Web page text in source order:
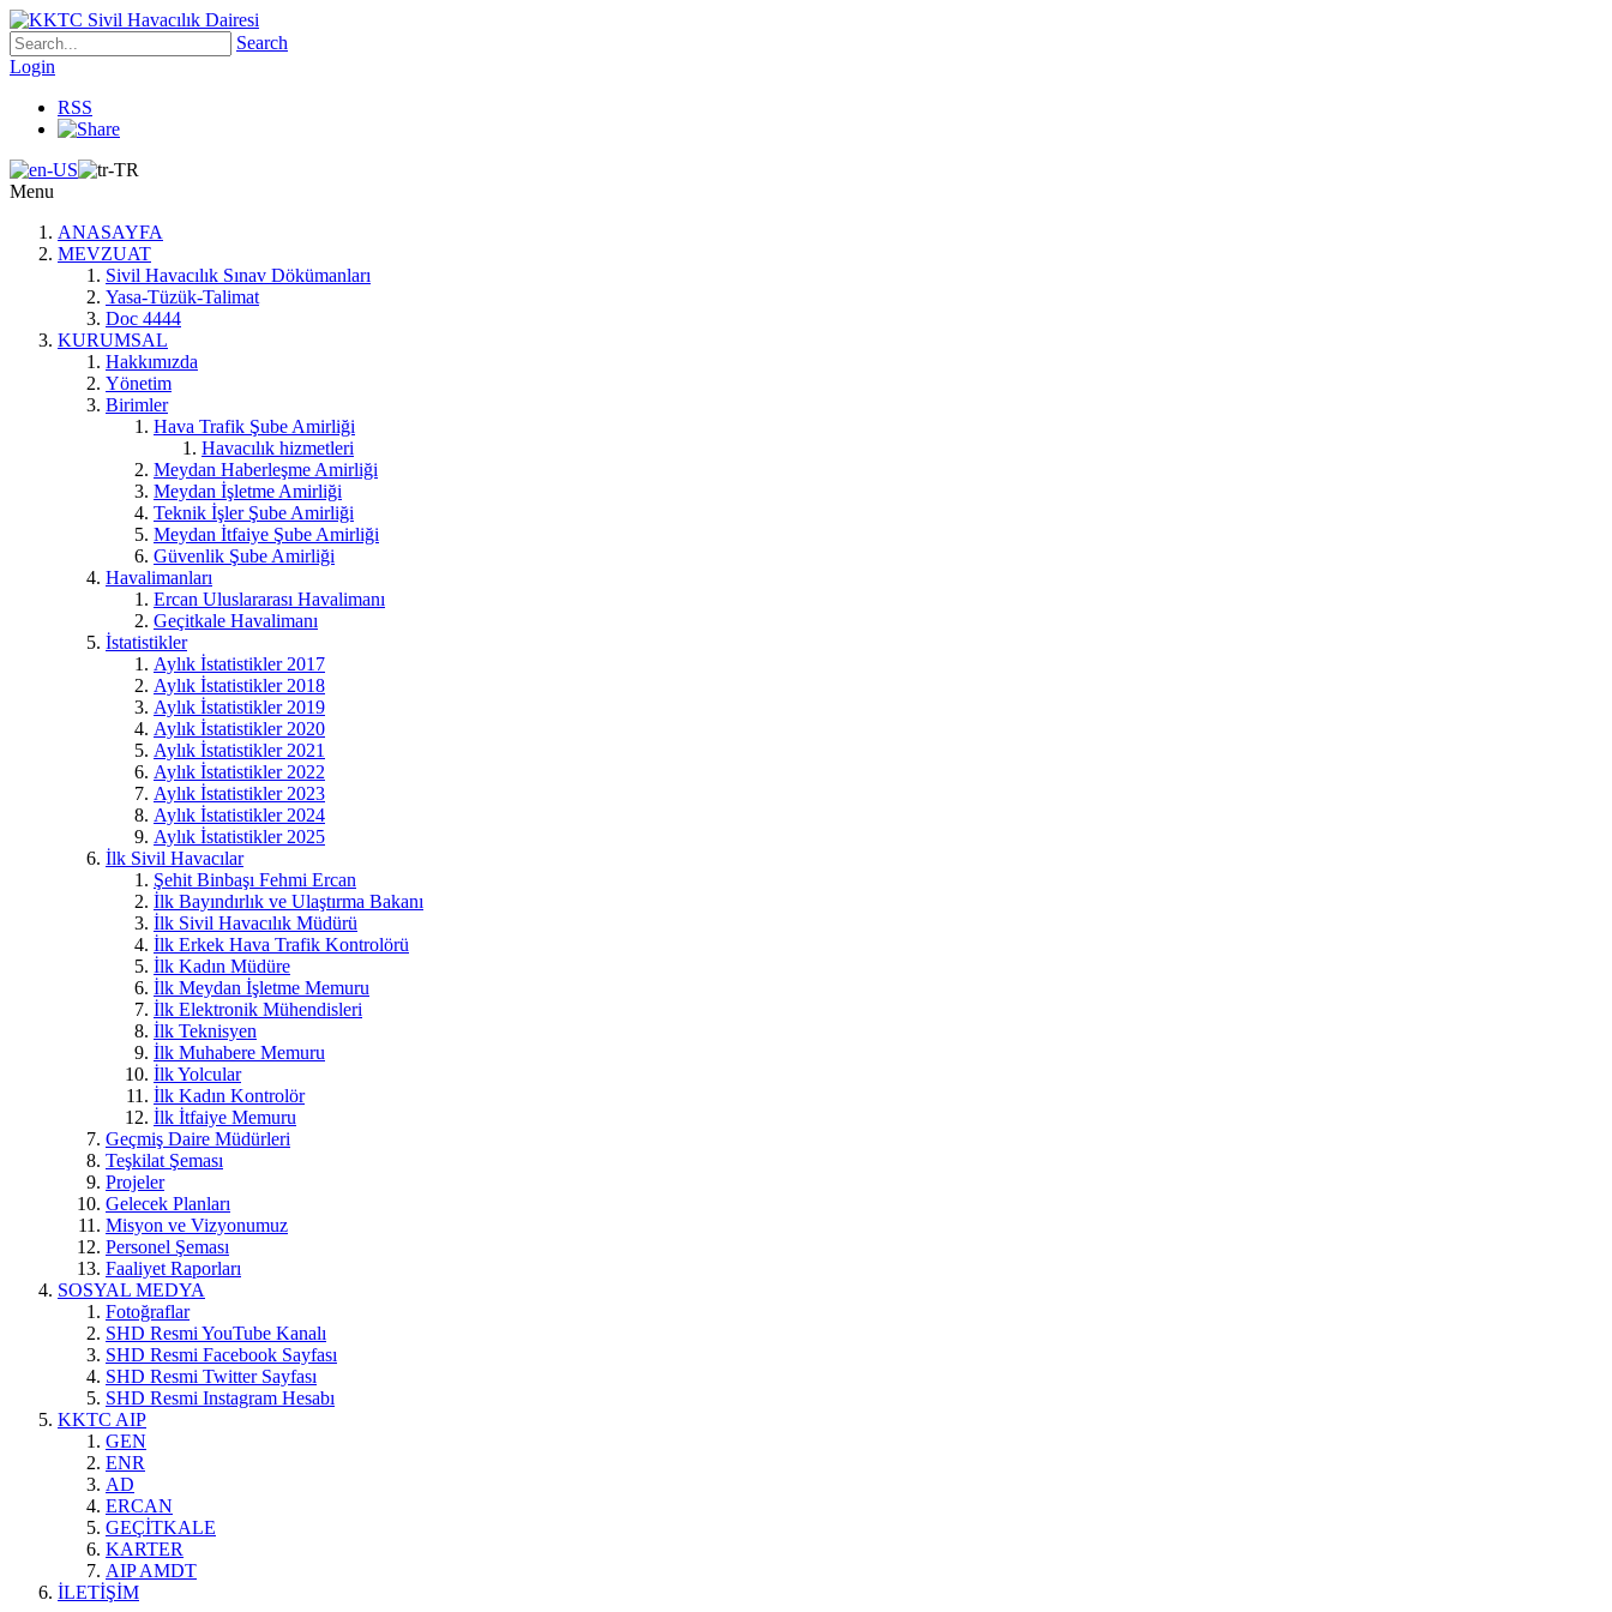
Search
Login
RSS
Menu
ANASAYFA
MEVZUAT
Sivil Havacılık Sınav Dökümanları
Yasa-Tüzük-Talimat
Doc 4444
KURUMSAL
Hakkımızda
Yönetim
Birimler
Hava Trafik Şube Amirliği
Havacılık hizmetleri
Meydan Haberleşme Amirliği
Meydan İşletme Amirliği
Teknik İşler Şube Amirliği
Meydan İtfaiye Şube Amirliği
Güvenlik Şube Amirliği
Havalimanları
Ercan Uluslararası Havalimanı
Geçitkale Havalimanı
İstatistikler
Aylık İstatistikler 2017
Aylık İstatistikler 2018
Aylık İstatistikler 2019
Aylık İstatistikler 2020
Aylık İstatistikler 2021
Aylık İstatistikler 2022
Aylık İstatistikler 2023
Aylık İstatistikler 2024
Aylık İstatistikler 2025
İlk Sivil Havacılar
Şehit Binbaşı Fehmi Ercan
İlk Bayındırlık ve Ulaştırma Bakanı
İlk Sivil Havacılık Müdürü
İlk Erkek Hava Trafik Kontrolörü
İlk Kadın Müdüre
İlk Meydan İşletme Memuru
İlk Elektronik Mühendisleri
İlk Teknisyen
İlk Muhabere Memuru
İlk Yolcular
İlk Kadın Kontrolör
İlk İtfaiye Memuru
Geçmiş Daire Müdürleri
Teşkilat Şeması
Projeler
Gelecek Planları
Misyon ve Vizyonumuz
Personel Şeması
Faaliyet Raporları
SOSYAL MEDYA
Fotoğraflar
SHD Resmi YouTube Kanalı
SHD Resmi Facebook Sayfası
SHD Resmi Twitter Sayfası
SHD Resmi Instagram Hesabı
KKTC AIP
GEN
ENR
AD
ERCAN
GEÇİTKALE
KARTER
AIP AMDT
İLETİŞİM